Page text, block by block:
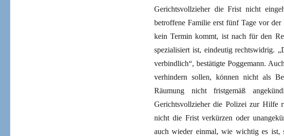
Gerichtsvollzieher die Frist nicht
betroffene Familie erst fünf Tage vor
kein Termin kommt, ist nach für den
spezialisiert ist, eindeutig rechtswidrig.
verbindlich“, bestätigte Poggemann.
verhindern sollen, können nicht als
Räumung nicht fristgemäß
Gerichtsvollzieher die Polizei zur Hilfe
nicht die Frist verkürzen oder
auch wieder einmal, wie wichtig es ist,